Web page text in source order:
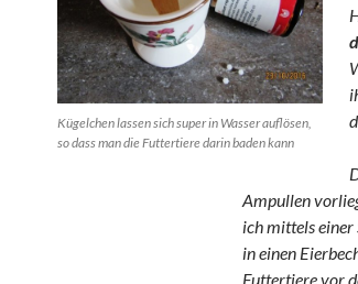
Kügelchen lassen sich super in Wasser auflösen,
so dass man die Futtertiere darin baden kann
Ampullen
ich mittels einer
in einen
Futtertiere vor